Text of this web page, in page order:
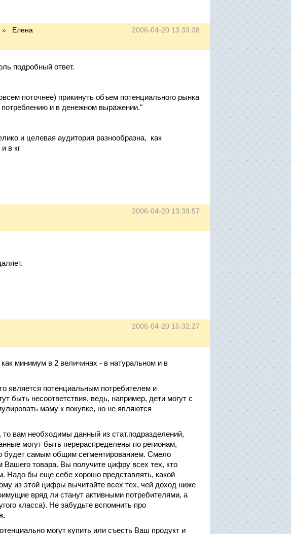
2006-04-20 13:33:38
» Елена
подробный ответ.
поточнее) прикинуть объем потенциального рынка
и в денежном выражении."
и целевая аудитория разнообразна, как
в кг
2006-04-20 13:39:57
2006-04-20 15:32:27
минимум в 2 величинах - в натуральном и в
является потенциальным потребителем и
быть несоответствия, ведь, например, дети могут с
маму к покупке, но не являются
вам необходимы данный из стат.подразделений,
могут быть перераспределены по регионам,
будет самым общим сегментированием. Смело
Вашего товара. Вы получите цифру всех тех, кто
Надо бы еще себе хорошо представлять, какой
из этой цифры вычитайте всех тех, чей доход ниже
вряд ли станут активными потребителями, а
класса). Не забудьте вспомнить про
могут купить или съесть Ваш продукт и